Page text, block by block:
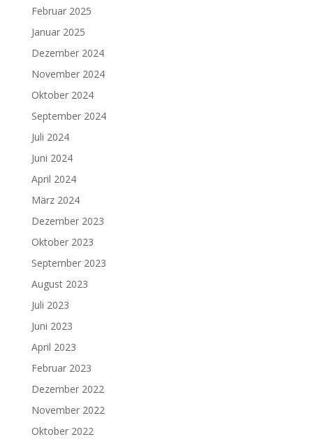
Februar 2025
Januar 2025
Dezember 2024
November 2024
Oktober 2024
September 2024
Juli 2024
Juni 2024
April 2024
März 2024
Dezember 2023
Oktober 2023
September 2023
August 2023
Juli 2023
Juni 2023
April 2023
Februar 2023
Dezember 2022
November 2022
Oktober 2022